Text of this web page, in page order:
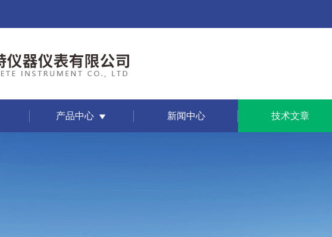
产品中心 新闻中心 技术文章